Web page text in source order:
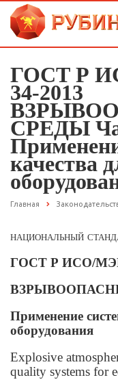
ГОСТ Р
34-2013
СРЕДЫ
качества
Главная
национальный
ГОСТ Р ИСО/МЭК
Применение
оборудования
Explosive
quality systems for